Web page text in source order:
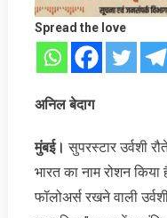
Spread the love
अनिल बेदाग
मुंबई। सुपरस्टार उर्वशी
भारत का नाम रोशन
फॉलोअर्स रखने वाली